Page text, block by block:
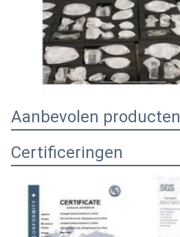
Aanbevolen producten
Certificeringen